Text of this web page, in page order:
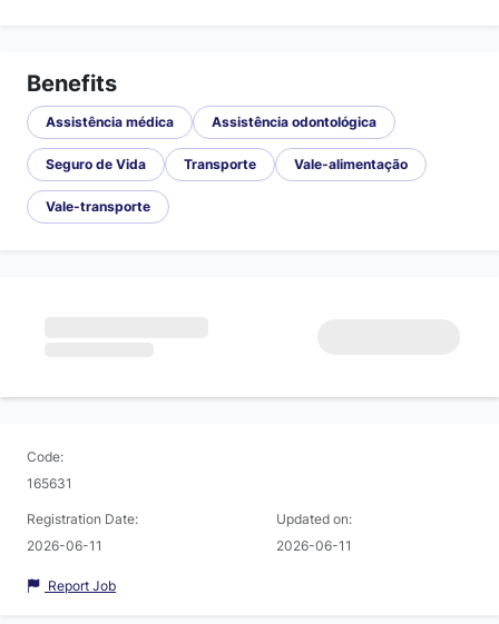
Benefits
Assistência médica Assistência odontológica
Seguro de Vida Transporte Vale-alimentação
Vale-transporte
Code:
165631
Registration Date:
2026-06-11
Updated on:
2026-06-11
Report Job